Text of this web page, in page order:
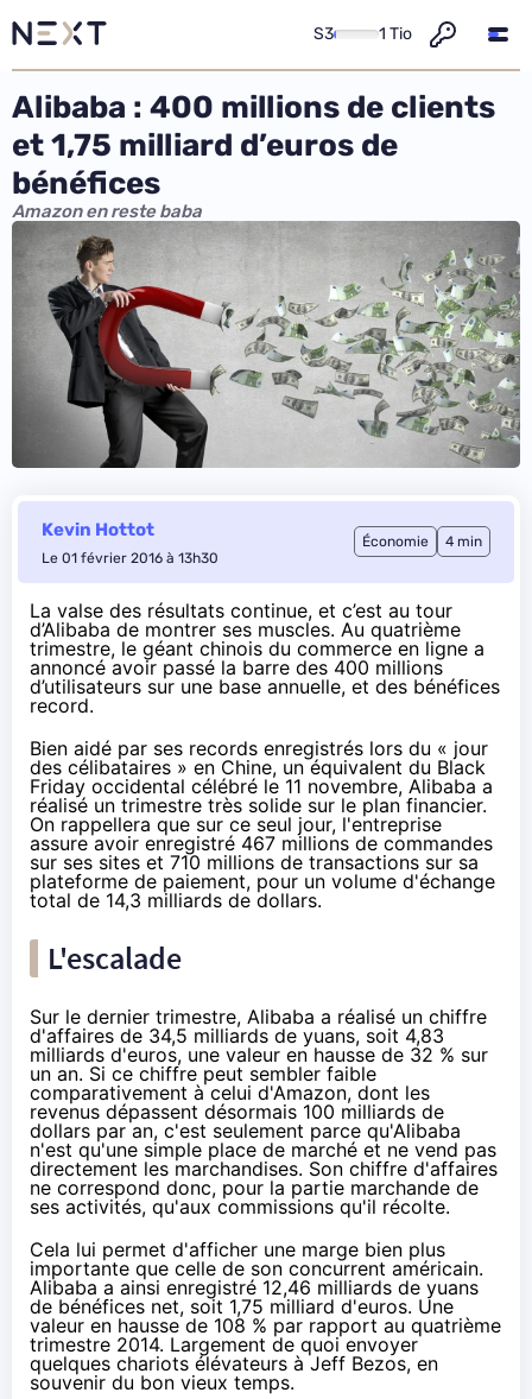
S3 1 Tio
Alibaba : 400 millions de clients
et 1,75 milliard d’euros de
bénéfices
Amazon en reste baba
Kevin Hottot
Le 01 février 2016 à 13h30
Économie 4 min
La valse des résultats continue, et c’est au tour
d’Alibaba de montrer ses muscles. Au quatrième
trimestre, le géant chinois du commerce en ligne a
annoncé avoir passé la barre des 400 millions
d’utilisateurs sur une base annuelle, et des bénéfices
record.
Bien aidé par ses records enregistrés lors du « jour
des célibataires » en Chine, un équivalent du Black
Friday occidental célébré le 11 novembre, Alibaba a
réalisé un trimestre très solide sur le plan financier.
On rappellera que sur ce seul jour, l'entreprise
assure avoir enregistré 467 millions de commandes
sur ses sites et 710 millions de transactions sur sa
plateforme de paiement, pour un volume d'échange
total de 14,3 milliards de dollars.
L'escalade
Sur le dernier trimestre, Alibaba a réalisé un chiffre
d'affaires de 34,5 milliards de yuans, soit 4,83
milliards d'euros, une valeur en hausse de 32 % sur
un an. Si ce chiffre peut sembler faible
comparativement à celui d'Amazon, dont les
revenus dépassent désormais 100 milliards de
dollars par an, c'est seulement parce qu'Alibaba
n'est qu'une simple place de marché et ne vend pas
directement les marchandises. Son chiffre d'affaires
ne correspond donc, pour la partie marchande de
ses activités, qu'aux commissions qu'il récolte.
Cela lui permet d'afficher une marge bien plus
importante que celle de son concurrent américain.
Alibaba a ainsi enregistré 12,46 milliards de yuans
de bénéfices net, soit 1,75 milliard d'euros. Une
valeur en hausse de 108 % par rapport au quatrième
trimestre 2014. Largement de quoi envoyer
quelques chariots élévateurs à Jeff Bezos, en
souvenir du bon vieux temps.